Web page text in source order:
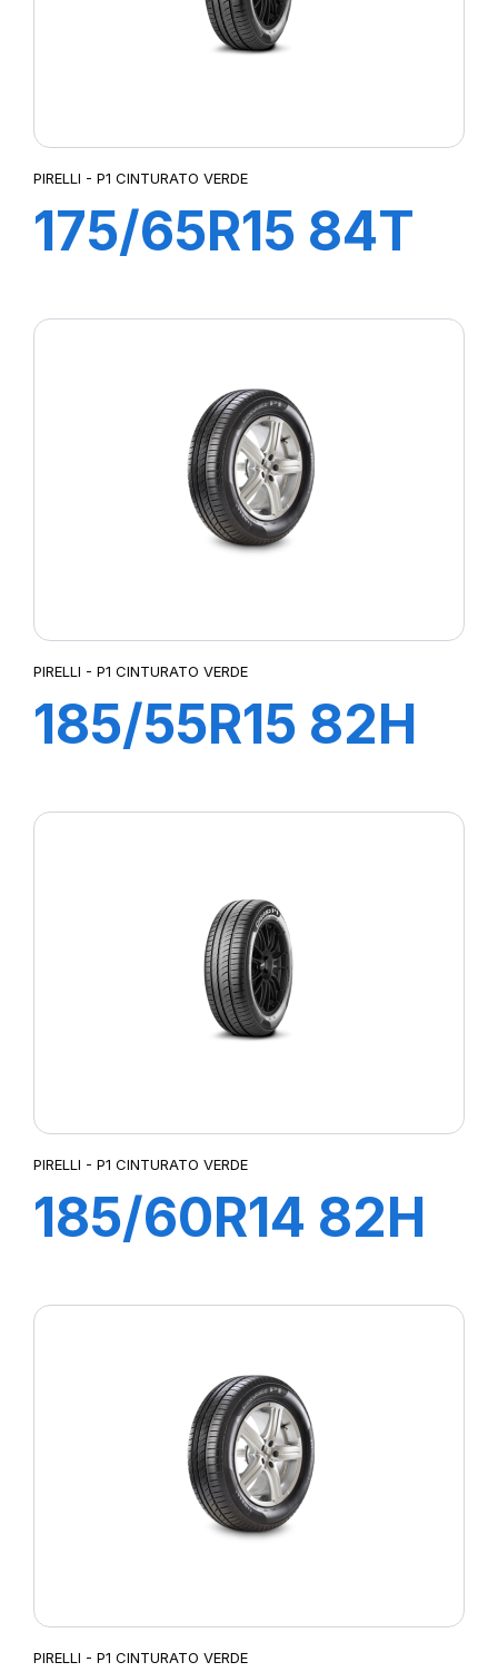
PIRELLI - P1 CINTURATO VERDE
175/65R15 84T
PIRELLI - P1 CINTURATO VERDE
185/55R15 82H
PIRELLI - P1 CINTURATO VERDE
185/60R14 82H
PIRELLI - P1 CINTURATO VERDE